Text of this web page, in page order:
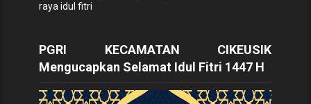
raya idul fitri
PGRI KECAMATAN CIKEUSIK
Mengucapkan Selamat Idul Fitri 1447 H